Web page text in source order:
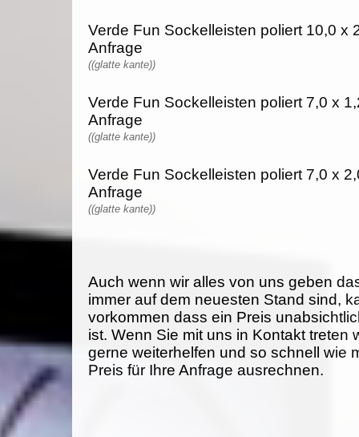
Verde Fun Sockelleisten poliert 10,0 x
Anfrage
((glatte kante))
Verde Fun Sockelleisten poliert 7,0 x
Anfrage
((glatte kante))
Verde Fun Sockelleisten poliert 7,0 x
Anfrage
((glatte kante))
Auch wenn wir alles von uns geben
immer auf dem neuesten Stand sind,
vorkommen dass ein Preis
ist. Wenn Sie mit uns in Kontakt treten
gerne weiterhelfen und so schnell wie
Preis für Ihre Anfrage ausrechnen.